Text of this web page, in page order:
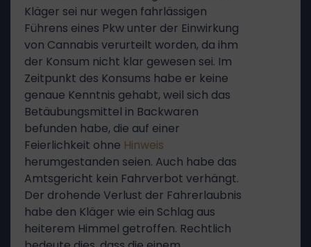
Kläger sei nur wegen fahrlässigen
Führens eines Pkw unter der Einwirkung
von Cannabis verurteilt worden, da ihm
der Konsum nicht klar gewesen sei. Im
Zeitpunkt des Konsums habe er keine
genaue Kenntnis gehabt, weil sich das
Betäubungsmittel in Backwaren
befunden habe, die auf einer
Feierlichkeit ohne Hinweis
herumgestanden seien. Auch habe das
Amtsgericht kein Fahrverbot verhängt.
Der drohende Verlust der Fahrerlaubnis
habe den Kläger wie ein Schlag aus
heiterem Himmel getroffen. Rechtlich